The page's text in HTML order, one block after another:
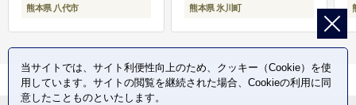
熊本県 八代市 熊本県 氷川町
当サイトでは、サイト利便性向上のため、クッキー（Cookie）を使
用しています。サイトの閲覧を継続された場合、Cookieの利用に同
意したことものといたします。